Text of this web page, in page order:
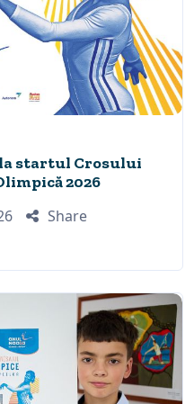
startul Crosului
2026
Share